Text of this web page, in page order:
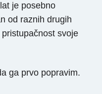
je posebno
od raznih drugih
svoje
ga prvo popravim.